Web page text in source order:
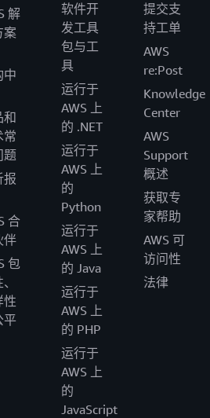
解
案
中
和
常
题
报
合
伴
包
性
平
软件开
发工具
包与工
具
运行于
AWS 上
的 .NET
运行于
AWS 上
的
Python
运行于
AWS 上
的 Java
运行于
AWS 上
的 PHP
运行于
AWS 上
的
JavaScript
提交支
持工单
AWS
re:Post
Knowledge
Center
AWS
Support
概述
获取专
家帮助
AWS 可
访问性
法律